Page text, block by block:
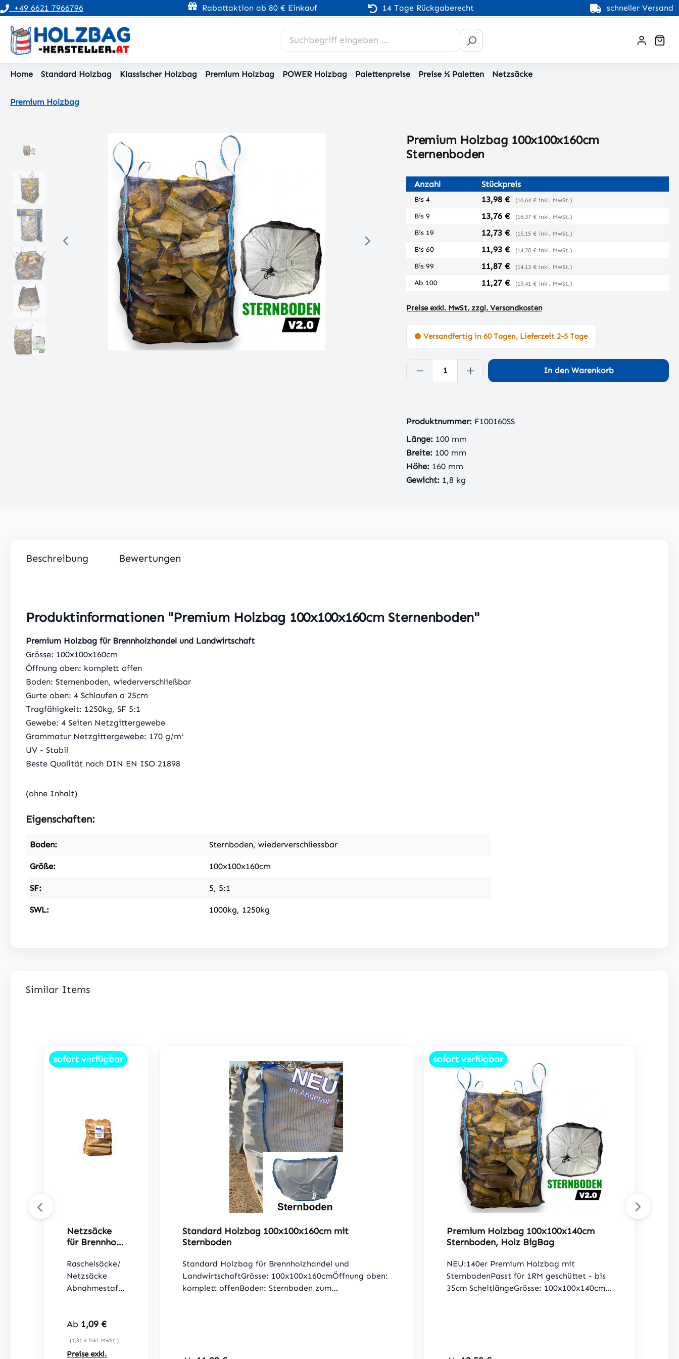
Zur Hauptnavigation springen
+49 6621 7966796 Rabattaktion ab 80 € Einkauf 14 Tage Rückgaberecht schneller Versand
Home Standard Holzbag Klassischer Holzbag Premium Holzbag POWER Holzbag Palettenpreise Preise ½ Paletten Netzsäcke
Premium Holzbag
Premium Holzbag 100x100x160cm
Sternenboden
Anzahl Stückpreis
Bis 4 13,98 € (16,64 € inkl. MwSt.)
Bis 9 13,76 € (16,37 € inkl. MwSt.)
Bis 19 12,73 € (15,15 € inkl. MwSt.)
Bis 60 11,93 € (14,20 € inkl. MwSt.)
Bis 99 11,87 € (14,13 € inkl. MwSt.)
Ab 100 11,27 € (13,41 € inkl. MwSt.)
Preise exkl. MwSt. zzgl. Versandkosten
Versandfertig in 60 Tagen, Lieferzeit 2-5 Tage
Produkt Anzahl: Gib den gewünschten Wert
In den Warenkorb
Produktnummer: F100160SS
Länge: 100 mm
Breite: 100 mm
Höhe: 160 mm
Gewicht: 1,8 kg
Beschreibung Bewertungen
Produktinformationen "Premium Holzbag 100x100x160cm Sternenboden"
Premium Holzbag für Brennholzhandel und Landwirtschaft
Grösse: 100x100x160cm
Öffnung oben: komplett offen
Boden: Sternenboden, wiederverschließbar
Gurte oben: 4 Schlaufen a 25cm
Tragfähigkeit: 1250kg, SF 5:1
Gewebe: 4 Seiten Netzgittergewebe
Grammatur Netzgittergewebe: 170 g/m²
UV - Stabil
Beste Qualität nach DIN EN ISO 21898
(ohne Inhalt)
Eigenschaften:
Boden: Sternboden, wiederverschliessbar
Größe: 100x100x160cm
SF: 5, 5:1
SWL: 1000kg, 1250kg
Similar Items
sofort verfügbar
Netzsäcke
für Brennholz
Raschelsäcke
Raschelsäcke/
Netzsäcke
Abnahmestaff
effektiv -
Fassungsvermö
gen bis 5 kg -
Regulärer Preis:
Ab 1,09 €
(1,31 € inkl. MwSt.)
Preise exkl.
Standard Holzbag 100x100x160cm mit
Sternboden
Standard Holzbag für Brennholzhandel und
LandwirtschaftGrösse: 100x100x160cmÖffnung oben:
komplett offenBoden: Sternboden zum
sofort verfügbar
Premium Holzbag 100x100x140cm
Sternboden, Holz BigBag
NEU:140er Premium Holzbag mit
SternbodenPasst für 1RM geschüttet - bis
35cm ScheitlängeGrösse: 100x100x140cm